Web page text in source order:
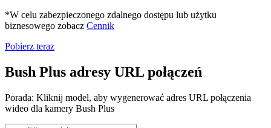
*W celu zabezpieczonego zdalnego dostępu lub użytku
biznesowego zobacz Cennik
Pobierz teraz
Bush Plus adresy URL połączeń
Porada: Kliknij model, aby wygenerować adres URL połączenia
wideo dla kamery Bush Plus